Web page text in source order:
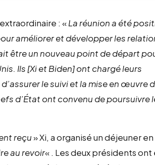
: «La réunion a été
améliorer et développer les
être un nouveau point de départ
Ils [Xi et Biden] ont chargé leurs
le suivi et la mise en œuvre
d’État ont convenu de poursuivre
reçu» Xi, a organisé un déjeuner
au revoir« . Les deux présidents ont